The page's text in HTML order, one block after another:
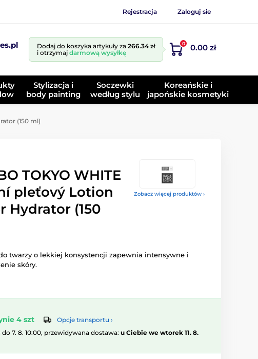
Rejestracja Zaloguj sie
Dodaj do koszyka artykuły za 266.34 zł
i otrzymaj darmową wysyłkę
0 0.00 zł
Stylizacja i
body painting
Soczewki
według stylu
Koreańskie i
japońskie kosmetyki
(150 ml)
Zobacz więcej produktów ›
TOKYO WHITE
pleťový Lotion
Hydrator (150
twarzy o lekkiej konsystencji zapewnia intensywne i
skóry.
4 szt
Opcje transportu ›
7. 8. 10:00, przewidywana dostawa: u Ciebie we wtorek 11. 8.